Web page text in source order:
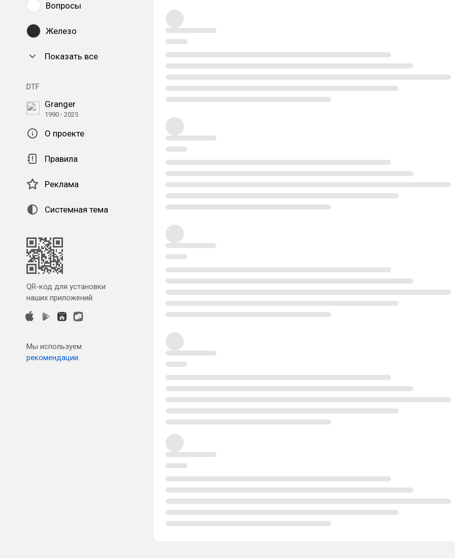
Вопросы
Железо
Показать все
DTF
Granger
1990 - 2025
О проекте
Правила
Реклама
Системная тема
QR-код для установки
наших приложений.
Мы используем
рекомендации.